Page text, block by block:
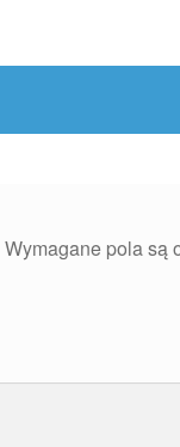
Wymagane pola są